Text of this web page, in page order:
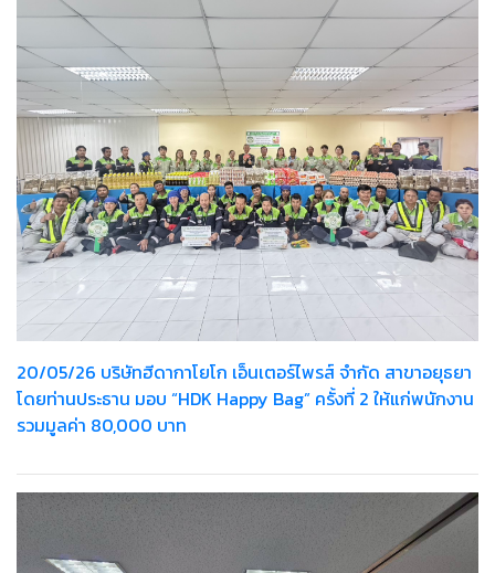
20/05/26 บริษัทฮีดากาโยโก เอ็นเตอร์ไพรส์ จำกัด สาขาอยุธยา
โดยท่านประธาน มอบ “HDK Happy Bag” ครั้งที่ 2 ให้แก่พนักงาน
รวมมูลค่า 80,000 บาท